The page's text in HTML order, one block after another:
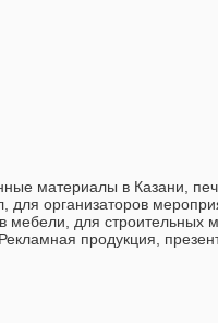
материалы в Казани,
организаторов
мебели, для
продукция,